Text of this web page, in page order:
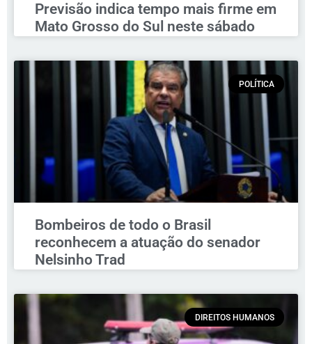
Previsão indica tempo mais firme em
Mato Grosso do Sul neste sábado
POLÍTICA
Bombeiros de todo o Brasil
reconhecem a atuação do senador
Nelsinho Trad
DIREITOS HUMANOS